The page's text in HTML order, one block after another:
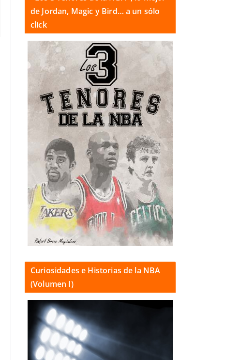
de Jordan, Magic y Bird… a un sólo
click
Curiosidades e Historias de la NBA
(Volumen I)